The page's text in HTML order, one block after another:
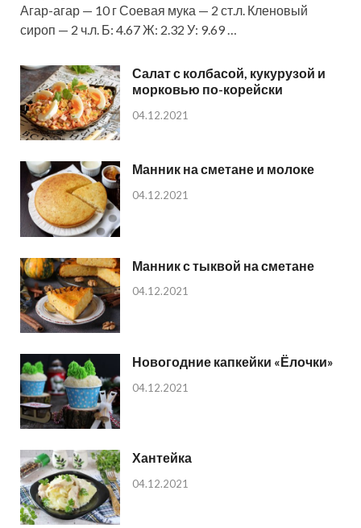
Агар-агар — 10 г Соевая мука — 2 ст.л. Кленовый
сироп — 2 ч.л. Б: 4.67 Ж: 2.32 У: 9.69 …
Салат с колбасой, кукурузой и
морковью по-корейски
04.12.2021
Манник на сметане и молоке
04.12.2021
Манник с тыквой на сметане
04.12.2021
Новогодние капкейки «Ёлочки»
04.12.2021
Хантейка
04.12.2021